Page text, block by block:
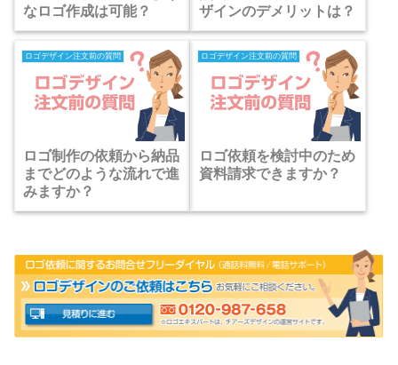
なロゴ作成は可能？
ザインのデメリットは？
ロゴデザイン注文前の質問
ロゴ制作の依頼から納品
までどのような流れで進
みますか？
ロゴデザイン注文前の質問
ロゴ依頼を検討中のため
資料請求できますか？